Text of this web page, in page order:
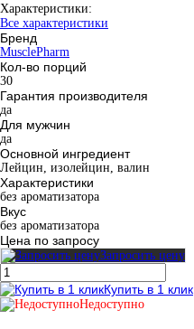
Характеристики:
Все характеристики
Бренд
MusclePharm
Кол-во порций
30
Гарантия производителя
да
Для мужчин
да
Основной ингредиент
Лейцин, изолейцин, валин
Характеристики
без ароматизатора
Вкус
без ароматизатора
Цена по запросу
Запросить цену
Купить в 1 клик
Недоступно